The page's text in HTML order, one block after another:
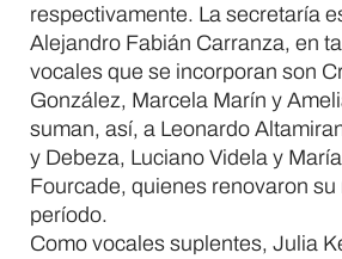
respectivamente. La secretaría
Alejandro Fabián Carranza, en
vocales que se incorporan son
González, Marcela Marín y
suman, así, a Leonardo
y Debeza, Luciano Videla y
Fourcade, quienes renovaron
período.
Como vocales suplentes, Julia